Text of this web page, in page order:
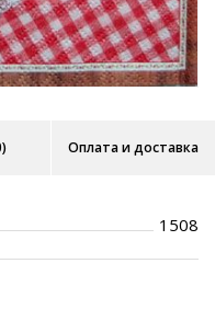
Оплата и доставка
1508